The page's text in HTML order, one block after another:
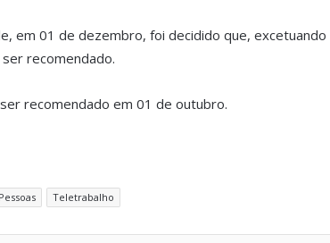
em 01 de dezembro, foi decidido que, excetuando
recomendado.
recomendado em 01 de outubro.
Pessoas Teletrabalho